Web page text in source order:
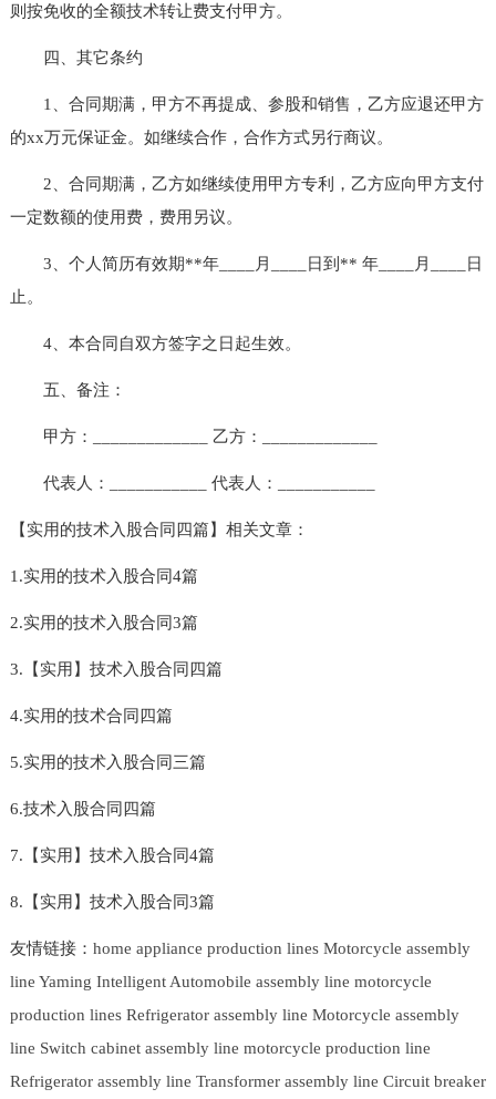
则按免收的全额技术转让费支付甲方。
四、其它条约
1、合同期满，甲方不再提成、参股和销售，乙方应退还甲方
的xx万元保证金。如继续合作，合作方式另行商议。
2、合同期满，乙方如继续使用甲方专利，乙方应向甲方支付
一定数额的使用费，费用另议。
3、个人简历有效期**年____月____日到** 年____月____日
止。
4、本合同自双方签字之日起生效。
五、备注：
甲方：_____________ 乙方：_____________
代表人：___________ 代表人：___________
【实用的技术入股合同四篇】相关文章：
1.实用的技术入股合同4篇
2.实用的技术入股合同3篇
3.【实用】技术入股合同四篇
4.实用的技术合同四篇
5.实用的技术入股合同三篇
6.技术入股合同四篇
7.【实用】技术入股合同4篇
8.【实用】技术入股合同3篇
友情链接： home appliance production lines Motorcycle assembly
line Yaming Intelligent Automobile assembly line motorcycle
production lines Refrigerator assembly line Motorcycle assembly
line Switch cabinet assembly line motorcycle production line
Refrigerator assembly line Transformer assembly line Circuit breaker